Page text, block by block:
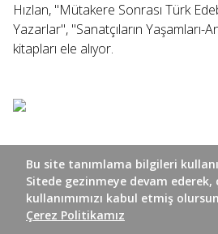
Hızlan, "Mütakere Sonrası Türk
Yazarlar", "Sanatçıların Yaşamları-
kitapları ele alıyor.
Bu site tanımlama bilgileri
Sitede gezinmeye devam ederek,
kullanımımızı kabul etmiş
Çerez Politikamız